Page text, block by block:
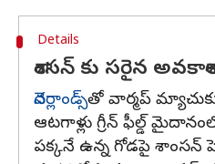
Details
శాంసన్ కు సరైన
నెదర్లాండ్స్‌తో వార్మప్
ఆటగాళ్లు గ్రీన్ ఫీల్డ్
పక్కనే ఉన్న గోడపై శాంసన్